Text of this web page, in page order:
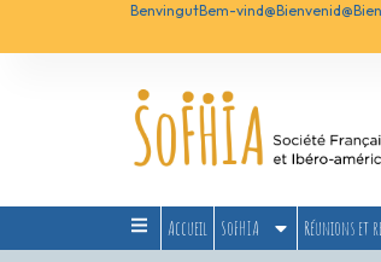
BenvingutBem-vind@Bienvenid@
Accueil SoFHIA Réunions et